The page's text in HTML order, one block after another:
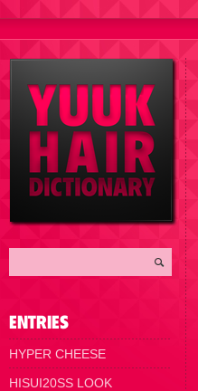
HYPER CHEESE
HISUI20SS LOOK